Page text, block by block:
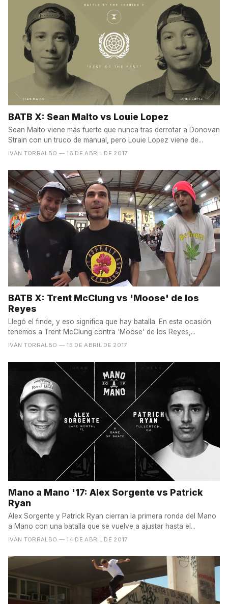
BATB X: Sean Malto vs Louie Lopez
Sean Malto viene más fuerte que nunca tras derrotar a Donovan
Strain con un truco de manual, pero Louie Lopez viene de...
IVÁN TORRALBO — 16 DE ABRIL DE 2017
BATB X: Trent McClung vs 'Moose' de los
Reyes
Llegó el finde, y eso significa que hay batalla. En esta ocasión
tenemos a Trent McClung contra 'Moose' de los Reyes,...
IVÁN TORRALBO — 15 DE ABRIL DE 2017
Mano a Mano '17: Alex Sorgente vs Patrick
Ryan
Alex Sorgente y Patrick Ryan cierran la primera ronda del Mano
a Mano con una batalla que se vuelve a ajustar hasta el...
IVÁN TORRALBO — 14 DE ABRIL DE 2017